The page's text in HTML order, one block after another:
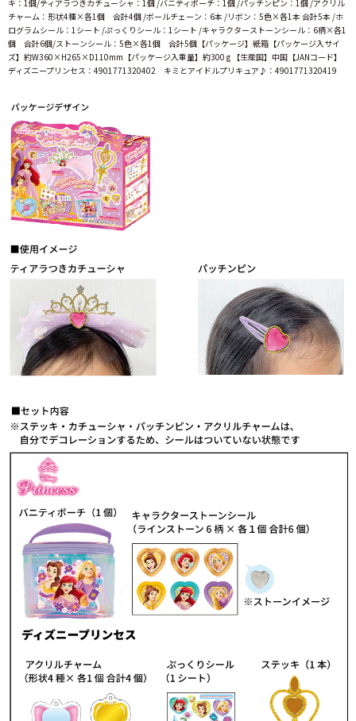
キ：1個/ティアラつきカチューシャ：1個 /バニティポーチ：1個 /パッチンピン：1個 /アクリル
チャーム：形状4種×各1個 合計4個 /ボールチェーン：6本 /リボン：5色×各1本 合計5本 /ホ
ログラムシール：1シート /ぷっくりシール：1シート /キャラクターストーンシール：6柄×各1
個 合計6個/ストーンシール：5色×各1個 合計5個【パッケージ】紙箱【パッケージ入サイ
ズ】約W360×H265×D110mm【パッケージ入重量】約300 g 【生産国】中国【JANコード】
ディズニープリンセス：4901771320402 キミとアイドルプリキュア♪：4901771320419